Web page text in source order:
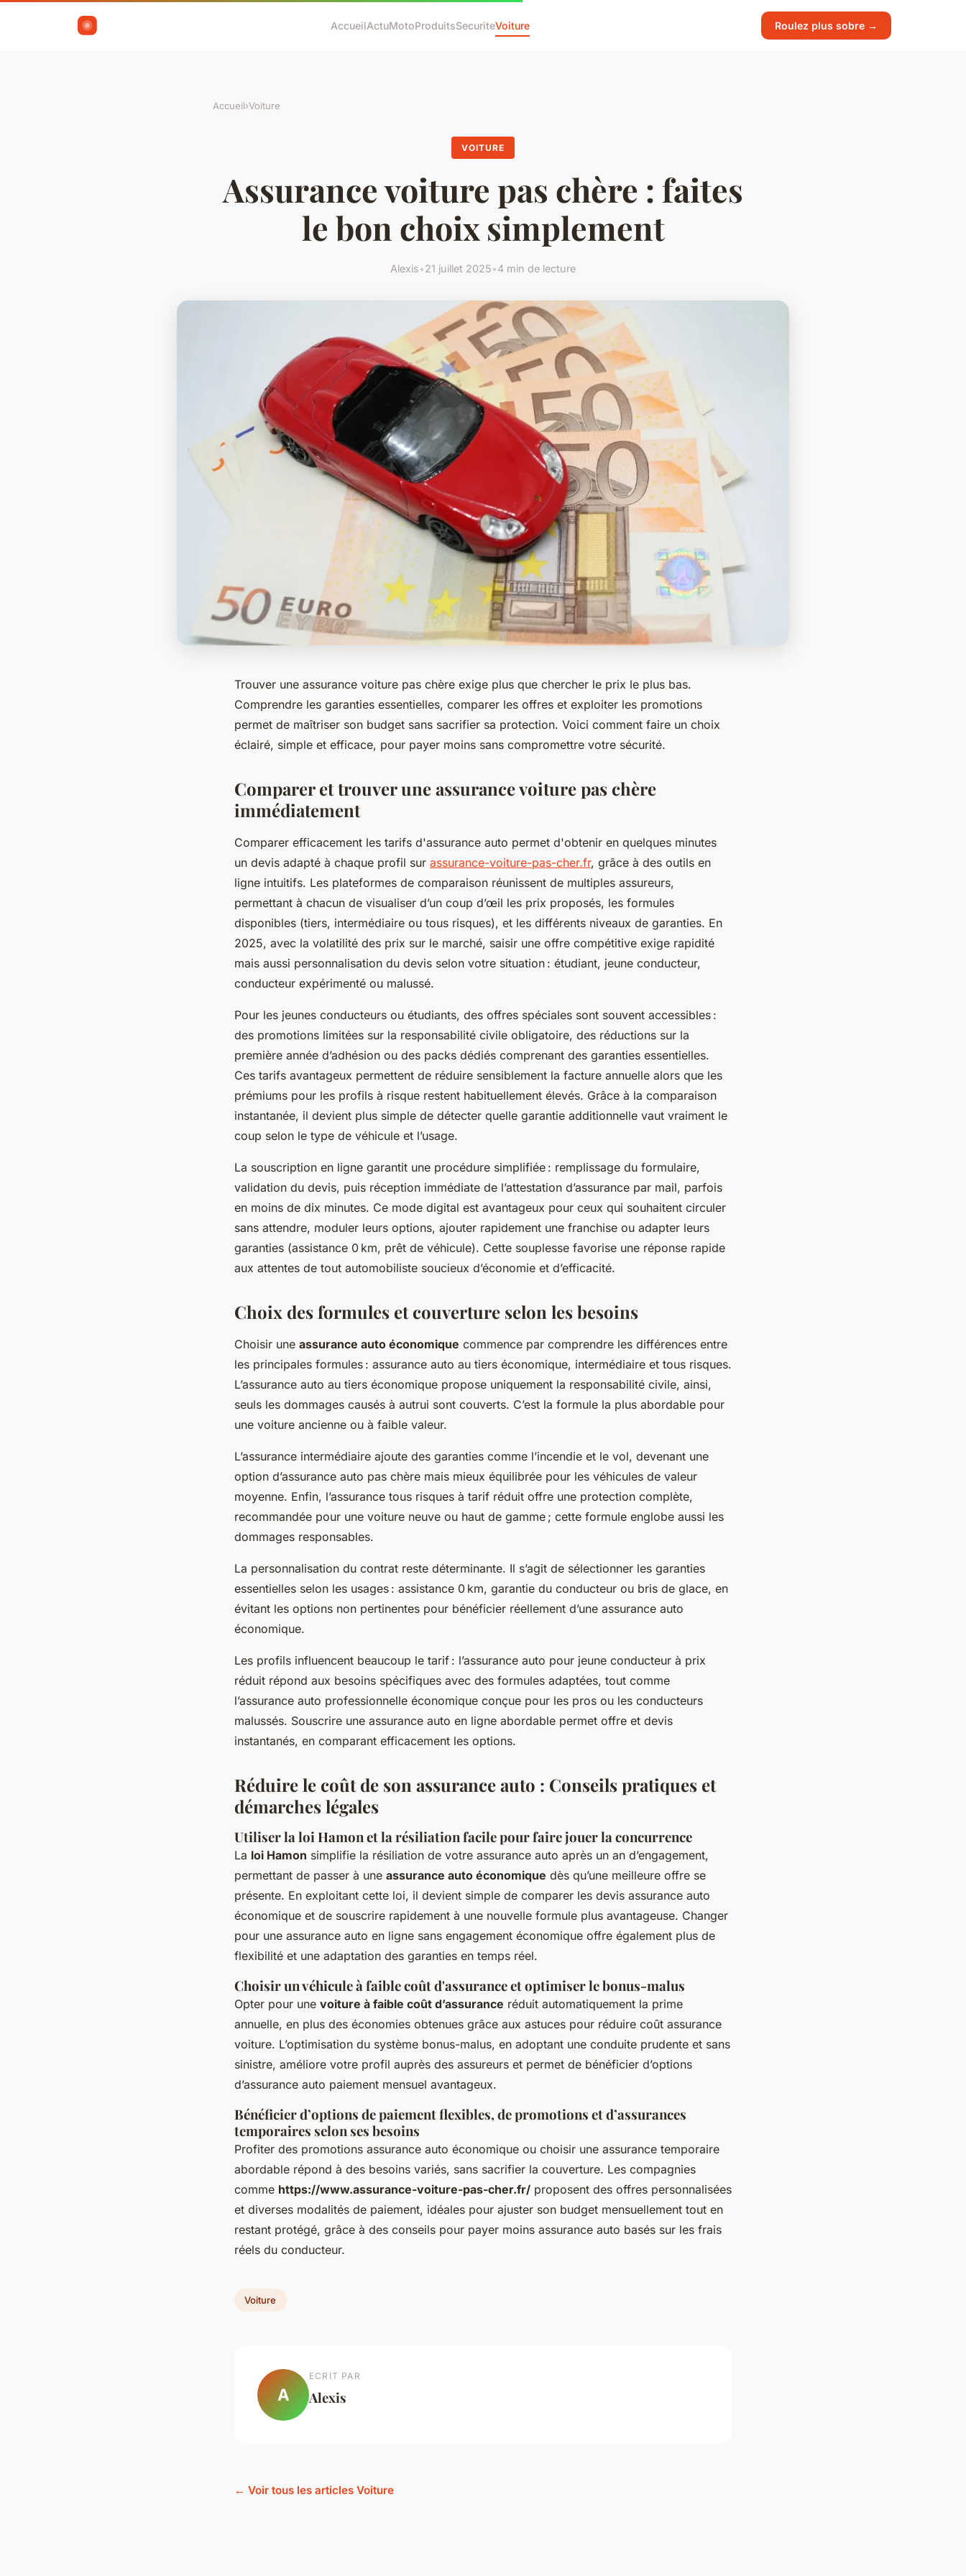
AccueilActuMotoProduitsSecuriteVoiture Roulez plus sobre →
Accueil›Voiture
VOITURE
Assurance voiture pas chère : faites
le bon choix simplement
Alexis•21 juillet 2025•4 min de lecture
Trouver une assurance voiture pas chère exige plus que chercher le prix le plus bas.
Comprendre les garanties essentielles, comparer les offres et exploiter les promotions
permet de maîtriser son budget sans sacrifier sa protection. Voici comment faire un choix
éclairé, simple et efficace, pour payer moins sans compromettre votre sécurité.
Comparer et trouver une assurance voiture pas chère
immédiatement
Comparer efficacement les tarifs d'assurance auto permet d'obtenir en quelques minutes
un devis adapté à chaque profil sur assurance-voiture-pas-cher.fr, grâce à des outils en
ligne intuitifs. Les plateformes de comparaison réunissent de multiples assureurs,
permettant à chacun de visualiser d’un coup d’œil les prix proposés, les formules
disponibles (tiers, intermédiaire ou tous risques), et les différents niveaux de garanties. En
2025, avec la volatilité des prix sur le marché, saisir une offre compétitive exige rapidité
mais aussi personnalisation du devis selon votre situation : étudiant, jeune conducteur,
conducteur expérimenté ou malussé.
Pour les jeunes conducteurs ou étudiants, des offres spéciales sont souvent accessibles :
des promotions limitées sur la responsabilité civile obligatoire, des réductions sur la
première année d’adhésion ou des packs dédiés comprenant des garanties essentielles.
Ces tarifs avantageux permettent de réduire sensiblement la facture annuelle alors que les
prémiums pour les profils à risque restent habituellement élevés. Grâce à la comparaison
instantanée, il devient plus simple de détecter quelle garantie additionnelle vaut vraiment le
coup selon le type de véhicule et l’usage.
La souscription en ligne garantit une procédure simplifiée : remplissage du formulaire,
validation du devis, puis réception immédiate de l’attestation d’assurance par mail, parfois
en moins de dix minutes. Ce mode digital est avantageux pour ceux qui souhaitent circuler
sans attendre, moduler leurs options, ajouter rapidement une franchise ou adapter leurs
garanties (assistance 0 km, prêt de véhicule). Cette souplesse favorise une réponse rapide
aux attentes de tout automobiliste soucieux d’économie et d’efficacité.
Choix des formules et couverture selon les besoins
Choisir une assurance auto économique commence par comprendre les différences entre
les principales formules : assurance auto au tiers économique, intermédiaire et tous risques.
L’assurance auto au tiers économique propose uniquement la responsabilité civile, ainsi,
seuls les dommages causés à autrui sont couverts. C’est la formule la plus abordable pour
une voiture ancienne ou à faible valeur.
L’assurance intermédiaire ajoute des garanties comme l’incendie et le vol, devenant une
option d’assurance auto pas chère mais mieux équilibrée pour les véhicules de valeur
moyenne. Enfin, l’assurance tous risques à tarif réduit offre une protection complète,
recommandée pour une voiture neuve ou haut de gamme ; cette formule englobe aussi les
dommages responsables.
La personnalisation du contrat reste déterminante. Il s’agit de sélectionner les garanties
essentielles selon les usages : assistance 0 km, garantie du conducteur ou bris de glace, en
évitant les options non pertinentes pour bénéficier réellement d’une assurance auto
économique.
Les profils influencent beaucoup le tarif : l’assurance auto pour jeune conducteur à prix
réduit répond aux besoins spécifiques avec des formules adaptées, tout comme
l’assurance auto professionnelle économique conçue pour les pros ou les conducteurs
malussés. Souscrire une assurance auto en ligne abordable permet offre et devis
instantanés, en comparant efficacement les options.
Réduire le coût de son assurance auto : Conseils pratiques et
démarches légales
Utiliser la loi Hamon et la résiliation facile pour faire jouer la concurrence
La loi Hamon simplifie la résiliation de votre assurance auto après un an d’engagement,
permettant de passer à une assurance auto économique dès qu’une meilleure offre se
présente. En exploitant cette loi, il devient simple de comparer les devis assurance auto
économique et de souscrire rapidement à une nouvelle formule plus avantageuse. Changer
pour une assurance auto en ligne sans engagement économique offre également plus de
flexibilité et une adaptation des garanties en temps réel.
Choisir un véhicule à faible coût d'assurance et optimiser le bonus-malus
Opter pour une voiture à faible coût d’assurance réduit automatiquement la prime
annuelle, en plus des économies obtenues grâce aux astuces pour réduire coût assurance
voiture. L’optimisation du système bonus-malus, en adoptant une conduite prudente et sans
sinistre, améliore votre profil auprès des assureurs et permet de bénéficier d’options
d’assurance auto paiement mensuel avantageux.
Bénéficier d’options de paiement flexibles, de promotions et d’assurances
temporaires selon ses besoins
Profiter des promotions assurance auto économique ou choisir une assurance temporaire
abordable répond à des besoins variés, sans sacrifier la couverture. Les compagnies
comme https://www.assurance-voiture-pas-cher.fr/ proposent des offres personnalisées
et diverses modalités de paiement, idéales pour ajuster son budget mensuellement tout en
restant protégé, grâce à des conseils pour payer moins assurance auto basés sur les frais
réels du conducteur.
Voiture
A
ECRIT PAR
Alexis
← Voir tous les articles Voiture